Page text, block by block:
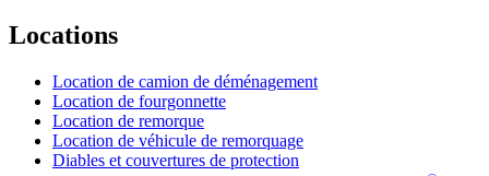
Locations
Location de camion de déménagement
Location de fourgonnette
Location de remorque
Location de véhicule de remorquage
Diables et couvertures de protection